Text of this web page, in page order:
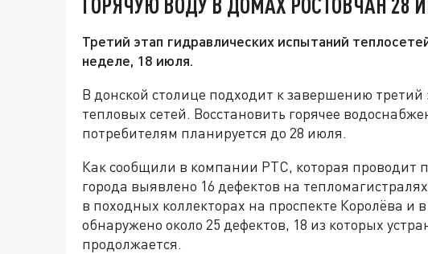
Третий этап гидравлических испытаний
неделе, 18 июля.
В донской столице подходит к завершению
тепловых сетей. Восстановить горячее
потребителям планируется до 28 июля.
Как сообщили в компании РТС, которая проводит
города выявлено 16 дефектов на
в походных коллекторах на проспекте Королёва и
обнаружено около 25 дефектов, 18 из которых
продолжается.